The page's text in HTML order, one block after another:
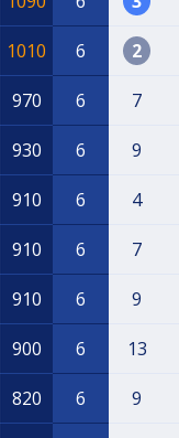
1010 6 2
970 6 7
930 6 9
910 6 4
910 6 7
910 6 9
900 6 13
820 6 9